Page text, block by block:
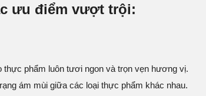
ưu điểm vượt trội:
phẩm luôn tươi ngon và trọn vẹn hương vị.
ám mùi giữa các loại thực phẩm khác nhau.